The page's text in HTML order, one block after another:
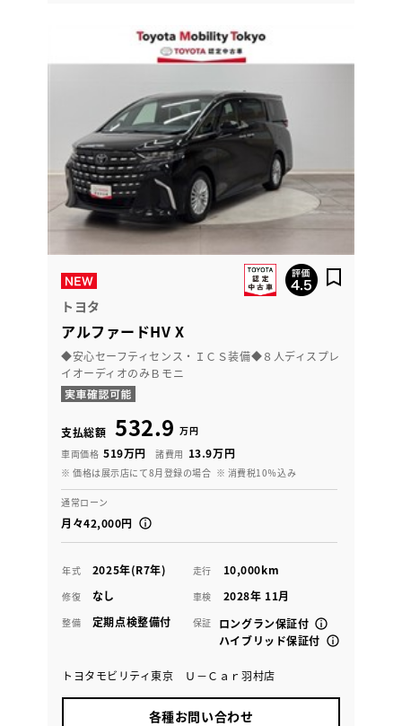
トヨタ
アルファードHV X
◆安心セーフティセンス・ＩＣＳ装備◆８人ディスプレ
イオーディオのみＢモニ
支払総額 532.9 万円
車両価格 519万円 諸費用 13.9万円
※ 価格は展示店にて8月登録の場合 ※ 消費税10％込み
通常ローン
月々42,000円
年式 2025年(R7年) 走行 10,000km
修復 なし 車検 2028年 11月
整備 定期点検整備付 保証
ロングラン保証付
ハイブリッド保証付
トヨタモビリティ東京 Ｕ－Ｃａｒ羽村店
各種お問い合わせ